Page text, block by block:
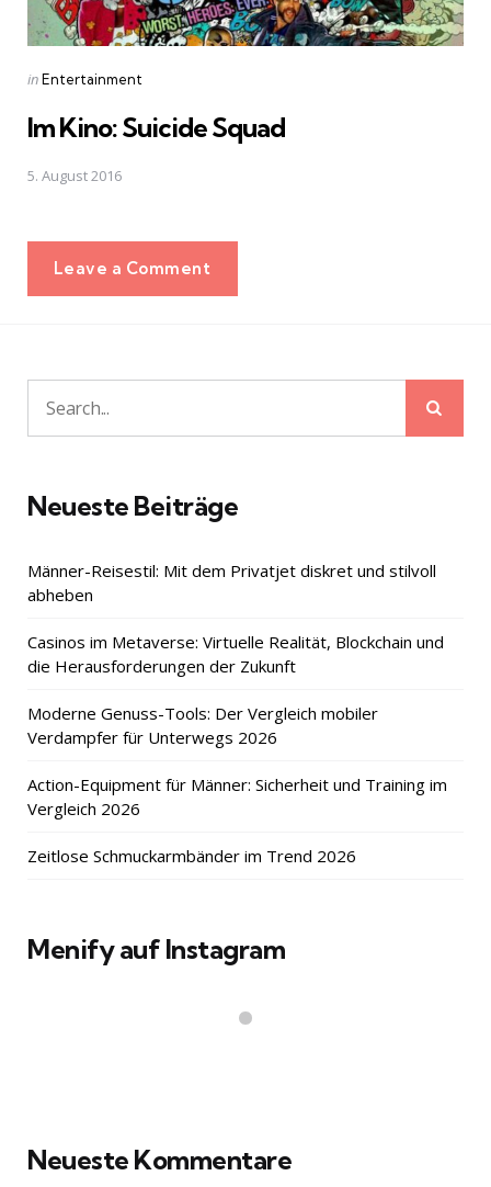
Posted
inEntertainment
Im Kino: Suicide Squad
5. August 2016
Leave a Comment
Search
for:
Neueste Beiträge
Männer-Reisestil: Mit dem Privatjet diskret und stilvoll
abheben
Casinos im Metaverse: Virtuelle Realität, Blockchain und
die Herausforderungen der Zukunft
Moderne Genuss-Tools: Der Vergleich mobiler
Verdampfer für Unterwegs 2026
Action-Equipment für Männer: Sicherheit und Training im
Vergleich 2026
Zeitlose Schmuckarmbänder im Trend 2026
Menify auf Instagram
Neueste Kommentare